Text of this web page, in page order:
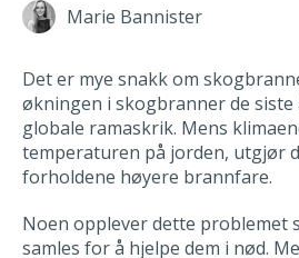
Marie Bannister
Det er mye snakk om
økningen i skogbranner de
globale ramaskrik. Mens
temperaturen på jorden, utgjør
forholdene høyere brannfare.
Noen opplever dette problemet
samles for å hjelpe dem i nød.